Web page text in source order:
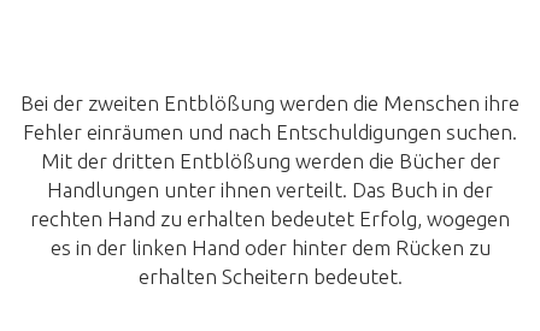
Bei der zweiten Entblößung werden die Menschen ihre
Fehler einräumen und nach Entschuldigungen suchen.
Mit der dritten Entblößung werden die Bücher der
Handlungen unter ihnen verteilt. Das Buch in der
rechten Hand zu erhalten bedeutet Erfolg, wogegen
es in der linken Hand oder hinter dem Rücken zu
erhalten Scheitern bedeutet.